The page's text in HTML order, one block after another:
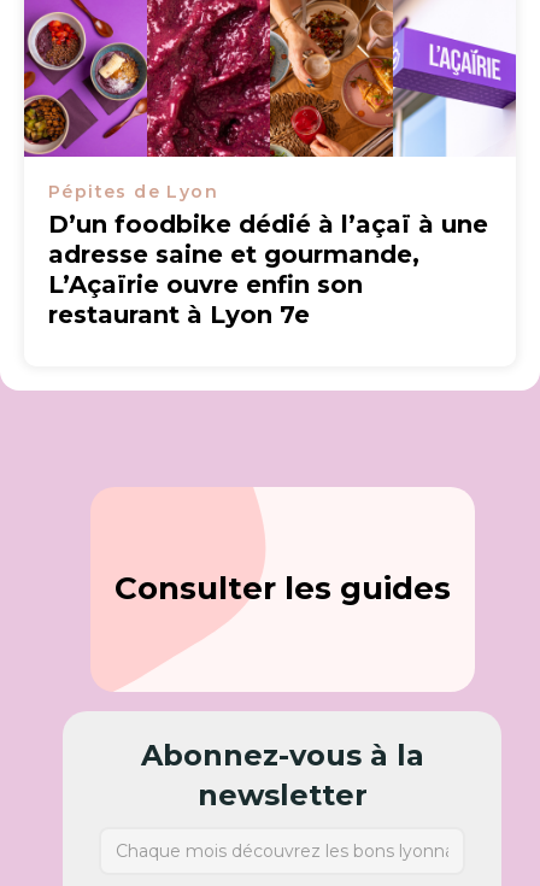
Pépites de Lyon
D’un foodbike dédié à l’açaï à une
adresse saine et gourmande,
L’Açaïrie ouvre enfin son
restaurant à Lyon 7e
Consulter les guides
Abonnez-vous à la
newsletter